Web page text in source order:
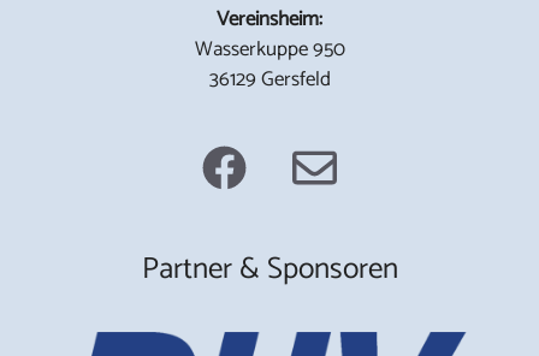
Vereinsheim:
Wasserkuppe 950
36129 Gersfeld
Partner & Sponsoren